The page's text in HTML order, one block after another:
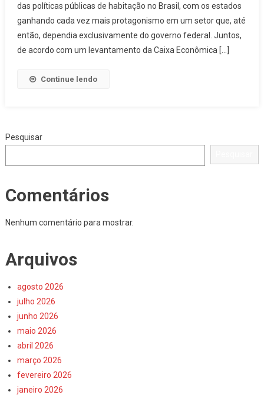
Estado
Que
Mais
Investe
Habitação
Vida
das políticas públicas de habitação no Brasil, com os estados
ganhando cada vez mais protagonismo em um setor que, até
então, dependia exclusivamente do governo federal. Juntos,
de acordo com um levantamento da Caixa Econômica […]
Continue lendo
Pesquisar
Comentários
Nenhum comentário para mostrar.
Arquivos
agosto 2026
julho 2026
junho 2026
maio 2026
abril 2026
março 2026
fevereiro 2026
janeiro 2026